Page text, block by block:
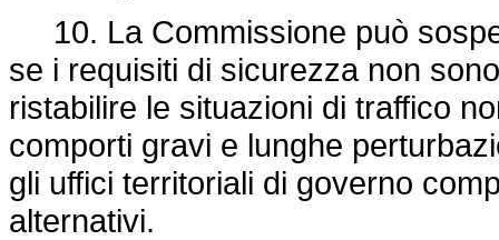
10. La Commissione può
se i requisiti di sicurezza non
ristabilire le situazioni di traffico
comporti gravi e lunghe
gli uffici territoriali di governo
alternativi.